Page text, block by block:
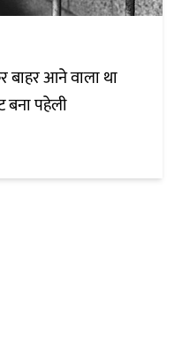
आने वाला था
बना पहेली